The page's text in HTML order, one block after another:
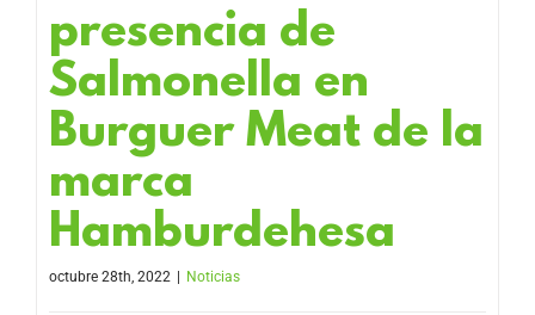
presencia de
Salmonella en
Burguer Meat de la
marca
Hamburdehesa
octubre 28th, 2022 Noticias